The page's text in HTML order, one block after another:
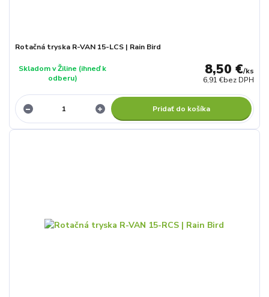
Rotačná tryska R-VAN 15-LCS | Rain Bird
8,50 €/ks
6,91 €bez DPH
Skladom v Žiline (ihneď k
odberu)
Pridať do košíka